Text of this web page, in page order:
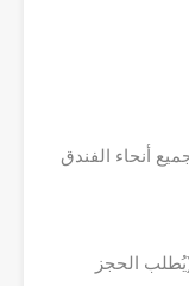
أنحاء الفندق
الحجز